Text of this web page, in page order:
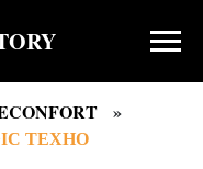
ТЕХНО